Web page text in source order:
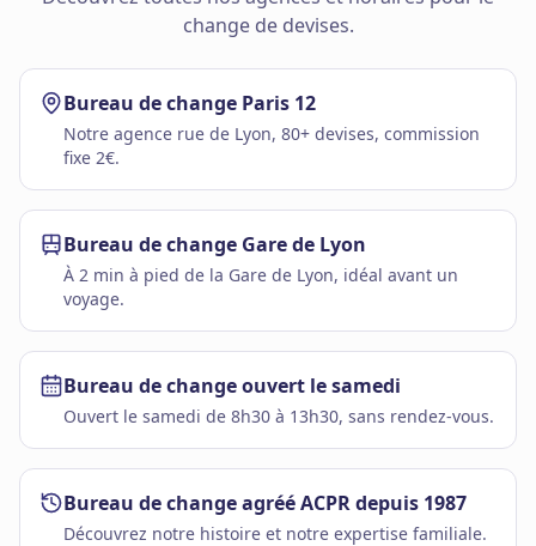
change de devises.
Bureau de change Paris 12
Notre agence rue de Lyon, 80+ devises, commission
fixe 2€.
Bureau de change Gare de Lyon
À 2 min à pied de la Gare de Lyon, idéal avant un
voyage.
Bureau de change ouvert le samedi
Ouvert le samedi de 8h30 à 13h30, sans rendez-vous.
Bureau de change agréé ACPR depuis 1987
Découvrez notre histoire et notre expertise familiale.